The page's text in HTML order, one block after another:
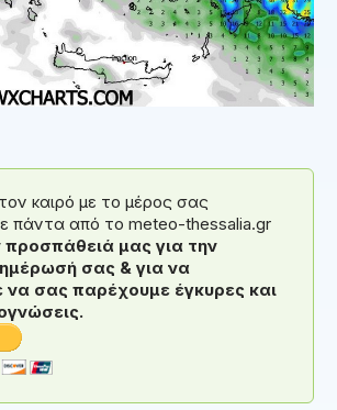
καιρό με το μέρος σας
πάντα από το meteo-thessalia.gr
προσπάθειά μας για την
σας & για να
να σας παρέχουμε έγκυρες και